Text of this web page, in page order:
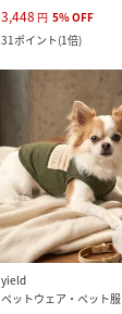
3,448 円 5%OFF
31ポイント(1倍)
yield
ペットウェア・ペット服